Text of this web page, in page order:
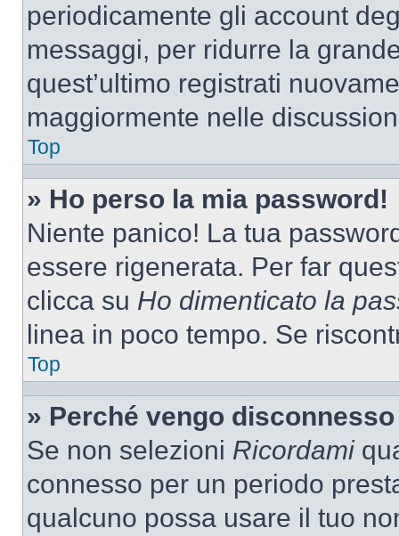
periodicamente gli account
messaggi, per ridurre la
quest’ultimo registrati
maggiormente nelle
Top
» Ho perso la mia password!
Niente panico! La tua
essere rigenerata. Per far
clicca su Ho dimenticato la
linea in poco tempo. Se
Top
» Perché vengo
Se non selezioni Ricordami
connesso per un periodo
qualcuno possa usare il tuo